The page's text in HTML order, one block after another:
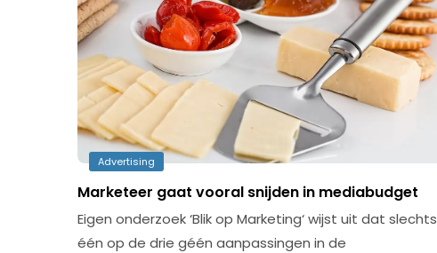
Advertising
Marketeer gaat vooral snijden in mediabudget
Eigen onderzoek ‘Blik op Marketing‘ wijst uit dat slechts
één op de drie géén aanpassingen in de